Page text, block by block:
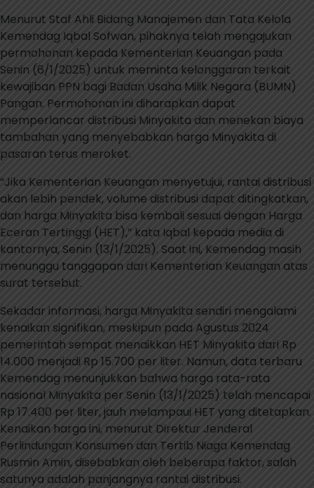
Menurut Staf Ahli Bidang Manajemen dan Tata Kelola
Kemendag Iqbal Sofwan, pihaknya telah mengajukan
permohonan kepada Kementerian Keuangan pada
Senin (6/1/2025) untuk meminta kelonggaran terkait
kewajiban PPN bagi Badan Usaha Milik Negara (BUMN)
Pangan. Permohonan ini diharapkan dapat
memperlancar distribusi Minyakita dan menekan biaya
tambahan yang menyebabkan harga Minyakita di
pasaran terus meroket.
“Jika Kementerian Keuangan menyetujui, rantai distribusi
akan lebih pendek, volume distribusi dapat ditingkatkan,
dan harga Minyakita bisa kembali sesuai dengan Harga
Eceran Tertinggi (HET),” kata Iqbal kepada media di
kantornya, Senin (13/1/2025). Saat ini, Kemendag masih
menunggu tanggapan dari Kementerian Keuangan atas
surat tersebut.
Sekadar informasi, harga Minyakita sendiri mengalami
kenaikan signifikan, meskipun pada Agustus 2024
pemerintah sempat menaikkan HET Minyakita dari Rp
14.000 menjadi Rp 15.700 per liter. Namun, data terbaru
Kemendag menunjukkan bahwa harga rata-rata
nasional Minyakita per Senin (13/1/2025) telah mencapai
Rp 17.400 per liter, jauh melampaui HET yang ditetapkan.
Kenaikan harga ini, menurut Direktur Jenderal
Perlindungan Konsumen dan Tertib Niaga Kemendag
Rusmin Amin, disebabkan oleh beberapa faktor, salah
satunya adalah panjangnya rantai distribusi.